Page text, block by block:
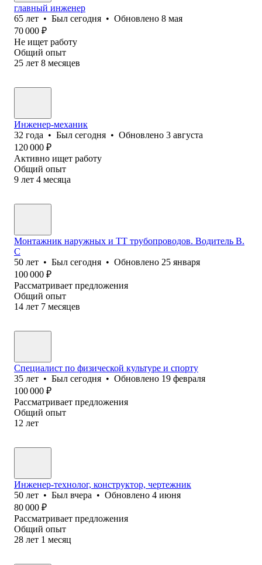
главный инженер
65 лет • Был сегодня • Обновлено 8 мая
70 000 ₽
Не ищет работу
Общий опыт
25 лет 8 месяцев
Инженер-механик
32 года • Был сегодня • Обновлено 3 августа
120 000 ₽
Активно ищет работу
Общий опыт
9 лет 4 месяца
Монтажник наружных и ТТ трубопроводов. Водитель В.
С
50 лет • Был сегодня • Обновлено 25 января
100 000 ₽
Рассматривает предложения
Общий опыт
14 лет 7 месяцев
Специалист по физической культуре и спорту
35 лет • Был сегодня • Обновлено 19 февраля
100 000 ₽
Рассматривает предложения
Общий опыт
12 лет
Инженер-технолог, конструктор, чертежник
50 лет • Был вчера • Обновлено 4 июня
80 000 ₽
Рассматривает предложения
Общий опыт
28 лет 1 месяц